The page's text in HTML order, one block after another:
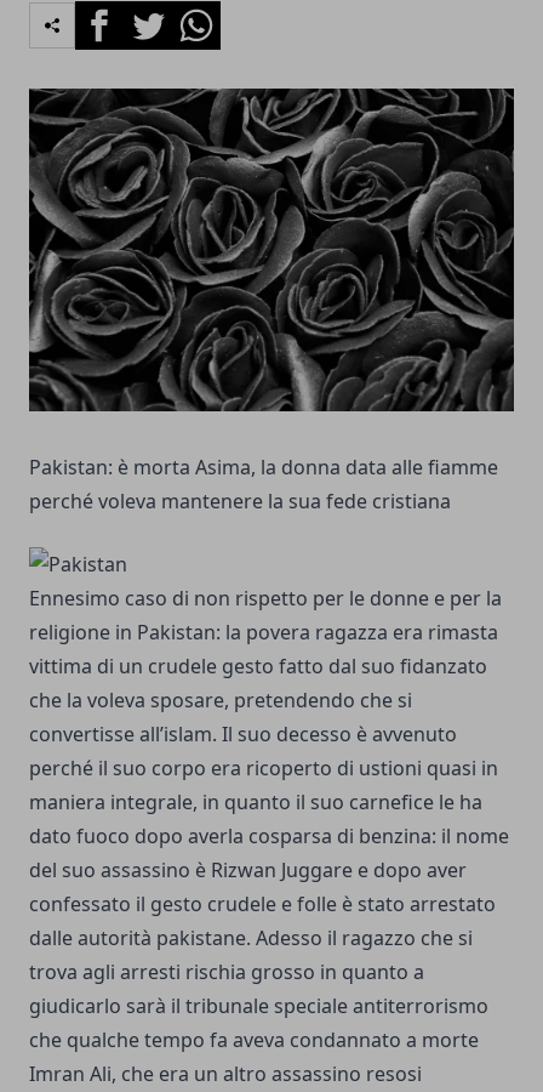
FacebookTwitterWhatsapp
Pakistan: è morta Asima, la donna data alle fiamme
perché voleva mantenere la sua fede cristiana
Ennesimo caso di non rispetto per le donne e per la
religione in Pakistan: la povera ragazza era rimasta
vittima di un crudele gesto fatto dal suo fidanzato
che la voleva sposare, pretendendo che si
convertisse all’islam. Il suo decesso è avvenuto
perché il suo corpo era ricoperto di ustioni quasi in
maniera integrale, in quanto il suo carnefice le ha
dato fuoco dopo averla cosparsa di benzina: il nome
del suo assassino è Rizwan Juggare e dopo aver
confessato il gesto crudele e folle è stato arrestato
dalle autorità pakistane. Adesso il ragazzo che si
trova agli arresti rischia grosso in quanto a
giudicarlo sarà il tribunale speciale antiterrorismo
che qualche tempo fa aveva condannato a morte
Imran Ali, che era un altro assassino resosi